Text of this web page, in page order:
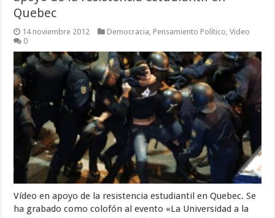
Quebec
14 noviembre 2012 Democracia, Pensamiento Político,Video
0
Vídeo en apoyo de la resistencia estudiantil en Quebec. Se
ha grabado como colofón al evento «La Universidad a la